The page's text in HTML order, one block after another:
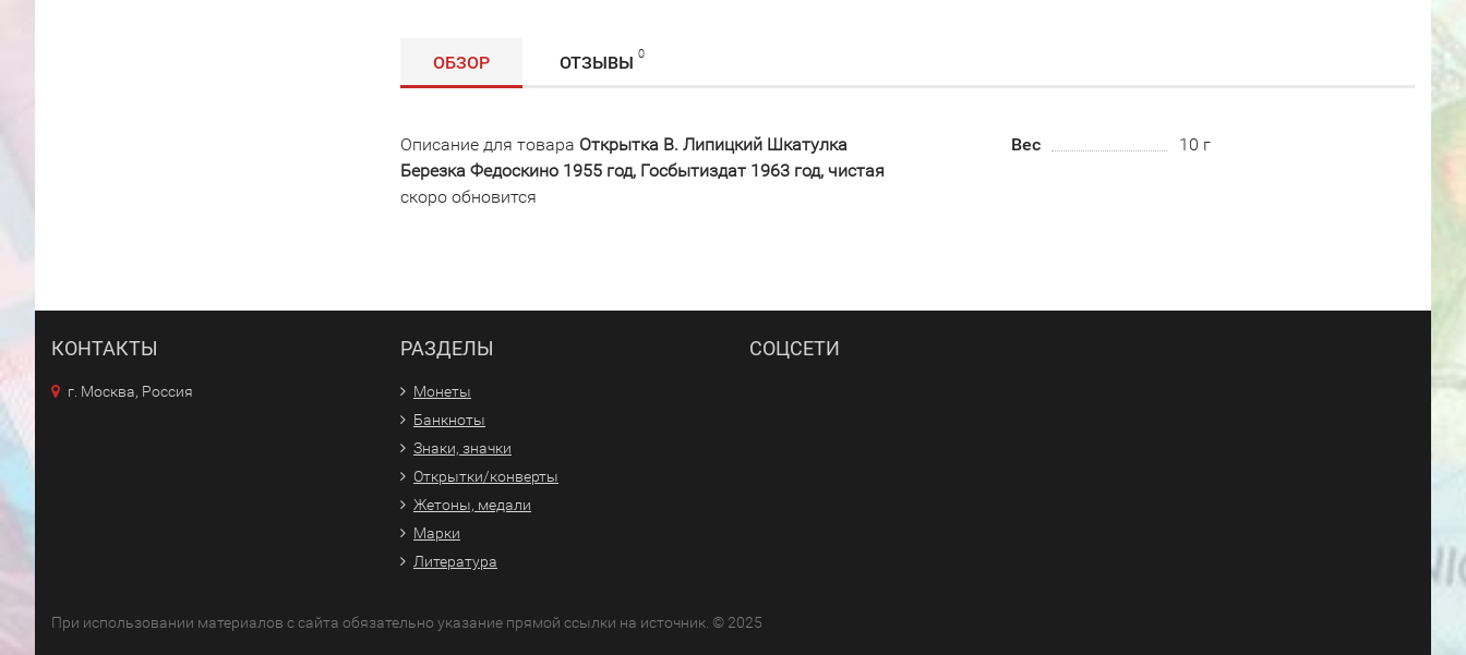
ОБЗОР ОТЗЫВЫ 0
Описание для товара Открытка В. Липицкий Шкатулка
Березка Федоскино 1955 год, Госбытиздат 1963 год, чистая
скоро обновится
Вес 10 г
КОНТАКТЫ
г. Москва, Россия
РАЗДЕЛЫ
Монеты
Банкноты
Знаки, значки
Открытки/конверты
Жетоны, медали
Марки
Литература
СОЦСЕТИ
При использовании материалов с сайта обязательно указание прямой ссылки на источник. © 2025